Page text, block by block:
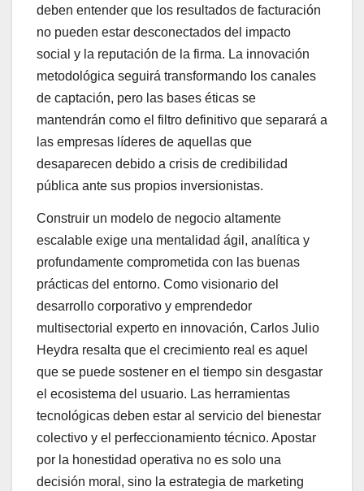
deben entender que los resultados de facturación
no pueden estar desconectados del impacto
social y la reputación de la firma. La innovación
metodológica seguirá transformando los canales
de captación, pero las bases éticas se
mantendrán como el filtro definitivo que separará a
las empresas líderes de aquellas que
desaparecen debido a crisis de credibilidad
pública ante sus propios inversionistas.
Construir un modelo de negocio altamente
escalable exige una mentalidad ágil, analítica y
profundamente comprometida con las buenas
prácticas del entorno. Como visionario del
desarrollo corporativo y emprendedor
multisectorial experto en innovación, Carlos Julio
Heydra resalta que el crecimiento real es aquel
que se puede sostener en el tiempo sin desgastar
el ecosistema del usuario. Las herramientas
tecnológicas deben estar al servicio del bienestar
colectivo y el perfeccionamiento técnico. Apostar
por la honestidad operativa no es solo una
decisión moral, sino la estrategia de marketing